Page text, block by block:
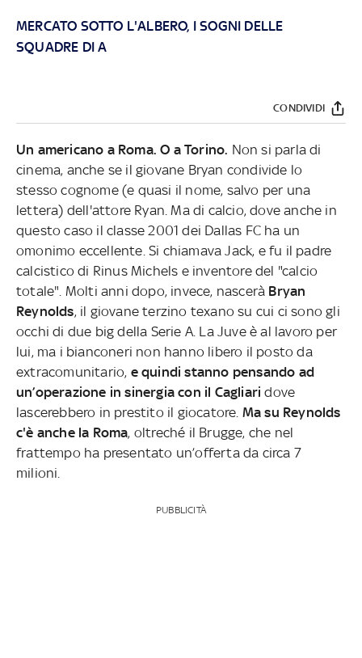
MERCATO SOTTO L'ALBERO, I SOGNI DELLE
SQUADRE DI A
CONDIVIDI
Un americano a Roma. O a Torino. Non si parla di
cinema, anche se il giovane Bryan condivide lo
stesso cognome (e quasi il nome, salvo per una
lettera) dell'attore Ryan. Ma di calcio, dove anche in
questo caso il classe 2001 dei Dallas FC ha un
omonimo eccellente. Si chiamava Jack, e fu il padre
calcistico di Rinus Michels e inventore del "calcio
totale". Molti anni dopo, invece, nascerà Bryan
Reynolds, il giovane terzino texano su cui ci sono gli
occhi di due big della Serie A. La Juve è al lavoro per
lui, ma i bianconeri non hanno libero il posto da
extracomunitario, e quindi stanno pensando ad
un’operazione in sinergia con il Cagliaridove
lascerebbero in prestito il giocatore. Ma su Reynolds
c'è anche la Roma, oltreché il Brugge, che nel
frattempo ha presentato un’offerta da circa 7
milioni.
PUBBLICITÀ